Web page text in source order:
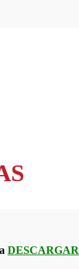
DESCARGAR